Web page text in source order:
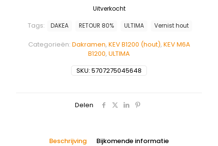
Uitverkocht
SKU: 5707275045648
Categorieën: Dakramen, KEV B1200 (hout), KEV M6A
B1200, ULTIMA
Tags: DAKEA RETOUR 80% ULTIMA Vernist hout
Delen
Beschrijving Bijkomende informatie